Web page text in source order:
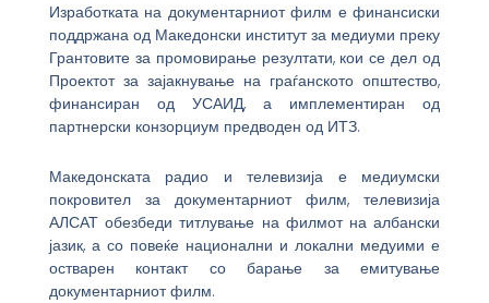
Изработката на документарниот филм е финансиски
поддржана од Македонски институт за медиуми преку
Грантовите за промовирање резултати, кои се дел од
Проектот за зајакнување на граѓанското општество,
финансиран од УСАИД, а имплементиран од
партнерски конзорциум предводен од ИТЗ.
Македонската радио и телевизија е медиумски
покровител за документарниот филм, телевизија
АЛСАТ обезбеди титлување на филмот на албански
јазик, а со повеќе национални и локални медуими е
остварен контакт со барање за емитување
документарниот филм.